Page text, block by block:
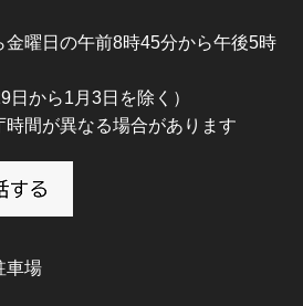
金曜日の午前8時45分から午後5時
日から1月3日を除く）
間が異なる場合があります
車場